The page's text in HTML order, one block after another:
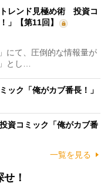
トレンド見極め術 投資コ
」【第11回】
にて、圧倒的な情報量が
とし…
ク「俺がカブ番長！」
資コミック「俺がカブ番
一覧を見る
！